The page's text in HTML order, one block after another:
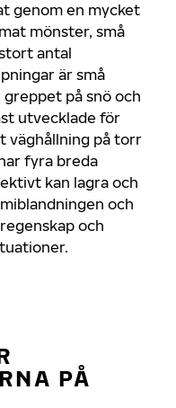
genom en mycket
mönster, små
antal
är små
på snö och
utvecklade för
väghållning på torr
fyra breda
kan lagra och
och
och
PÅ